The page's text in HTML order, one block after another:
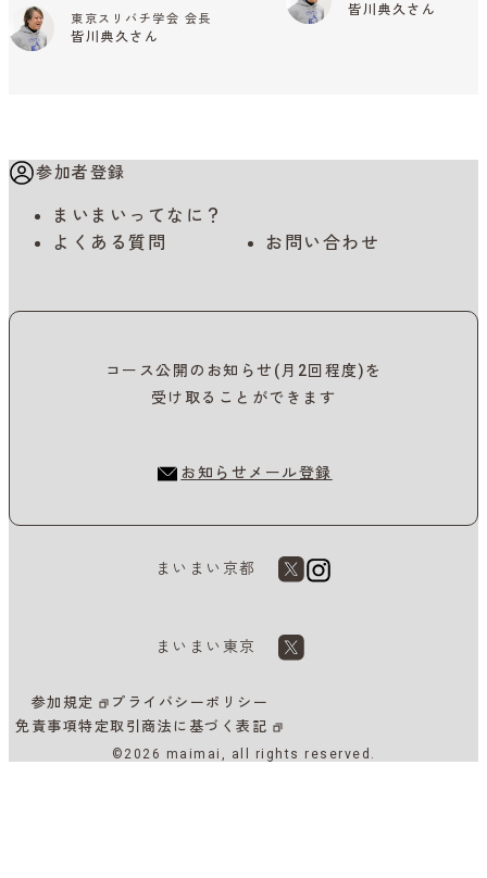
東京スリバチ学会 会長
皆川典久さん
皆川典久さん
参加者登録
まいまいってなに？
よくある質問
お問い合わせ
コース公開のお知らせ(月2回程度)を
受け取ることができます
お知らせメール登録
まいまい京都
まいまい東京
参加規定
プライバシーポリシー
免責事項特定取引商法に基づく表記
©2026 maimai, all rights reserved.